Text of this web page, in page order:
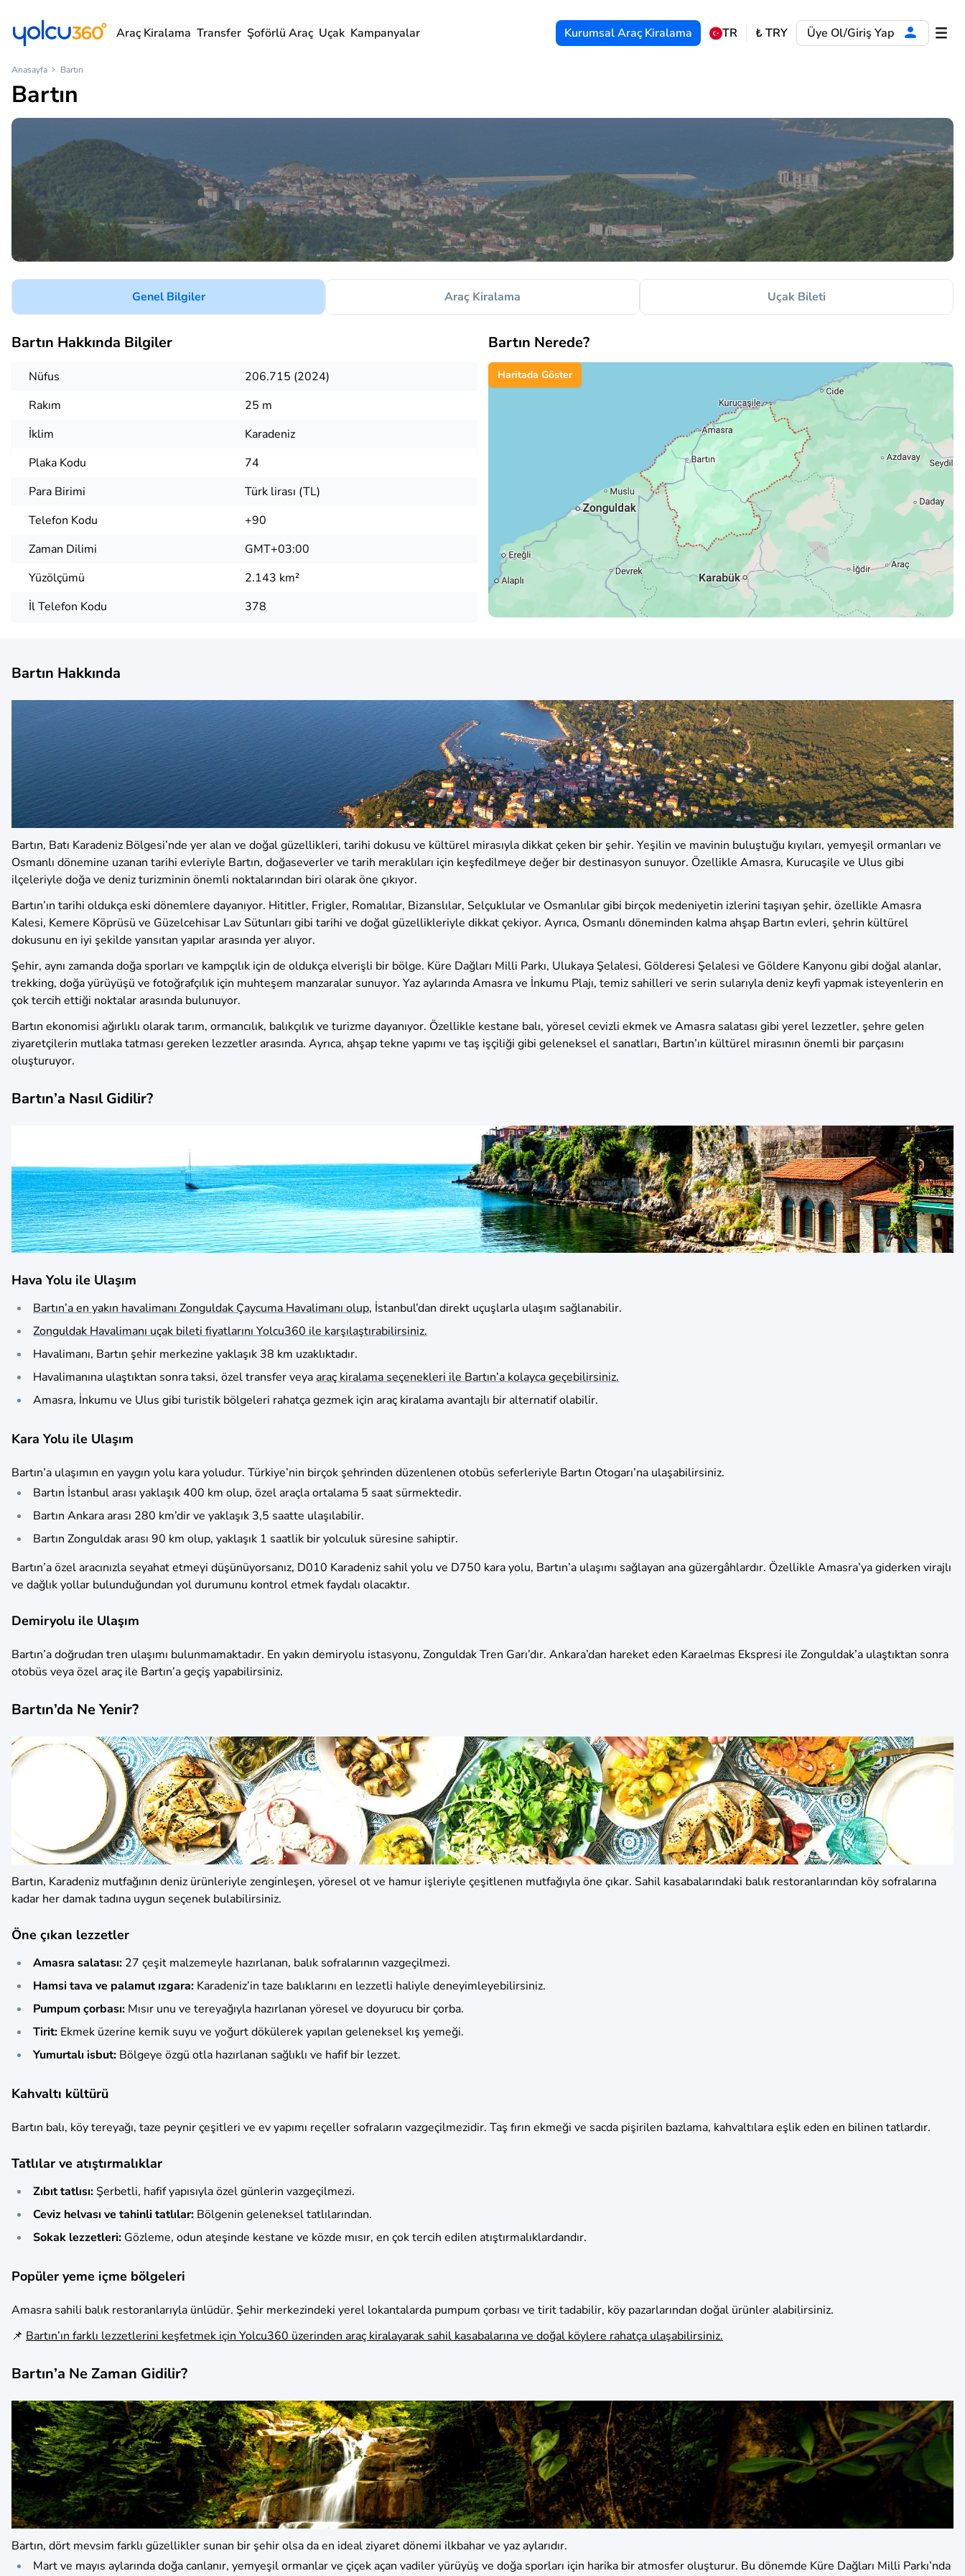
Araç Kiralama Transfer Şoförlü Araç Uçak Kampanyalar Kurumsal Araç Kiralama TR ₺ TRY Üye Ol/Giriş Yap
Anasayfa Bartın
Bartın
Genel Bilgiler Araç Kiralama Uçak Bileti
Bartın Hakkında Bilgiler
Nüfus
206.715 (2024)
Rakım
25 m
İklim
Karadeniz
Plaka Kodu
74
Para Birimi
Türk lirası (TL)
Telefon Kodu
+90
Zaman Dilimi
GMT+03:00
Yüzölçümü
2.143 km²
İl Telefon Kodu
378
Bartın Nerede?
Haritada Göster
Bartın Hakkında
Bartın, Batı Karadeniz Bölgesi’nde yer alan ve doğal güzellikleri, tarihi dokusu ve kültürel mirasıyla dikkat çeken bir şehir. Yeşilin ve mavinin buluştuğu kıyıları, yemyeşil ormanları ve
Osmanlı dönemine uzanan tarihi evleriyle Bartın, doğaseverler ve tarih meraklıları için keşfedilmeye değer bir destinasyon sunuyor. Özellikle Amasra, Kurucaşile ve Ulus gibi
ilçeleriyle doğa ve deniz turizminin önemli noktalarından biri olarak öne çıkıyor.
Bartın’ın tarihi oldukça eski dönemlere dayanıyor. Hititler, Frigler, Romalılar, Bizanslılar, Selçuklular ve Osmanlılar gibi birçok medeniyetin izlerini taşıyan şehir, özellikle Amasra
Kalesi, Kemere Köprüsü ve Güzelcehisar Lav Sütunları gibi tarihi ve doğal güzellikleriyle dikkat çekiyor. Ayrıca, Osmanlı döneminden kalma ahşap Bartın evleri, şehrin kültürel
dokusunu en iyi şekilde yansıtan yapılar arasında yer alıyor.
Şehir, aynı zamanda doğa sporları ve kampçılık için de oldukça elverişli bir bölge. Küre Dağları Milli Parkı, Ulukaya Şelalesi, Gölderesi Şelalesi ve Göldere Kanyonu gibi doğal alanlar,
trekking, doğa yürüyüşü ve fotoğrafçılık için muhteşem manzaralar sunuyor. Yaz aylarında Amasra ve İnkumu Plajı, temiz sahilleri ve serin sularıyla deniz keyfi yapmak isteyenlerin en
çok tercih ettiği noktalar arasında bulunuyor.
Bartın ekonomisi ağırlıklı olarak tarım, ormancılık, balıkçılık ve turizme dayanıyor. Özellikle kestane balı, yöresel cevizli ekmek ve Amasra salatası gibi yerel lezzetler, şehre gelen
ziyaretçilerin mutlaka tatması gereken lezzetler arasında. Ayrıca, ahşap tekne yapımı ve taş işçiliği gibi geleneksel el sanatları, Bartın’ın kültürel mirasının önemli bir parçasını
oluşturuyor.
Bartın’a Nasıl Gidilir?
Hava Yolu ile Ulaşım
Bartın’a en yakın havalimanı Zonguldak Çaycuma Havalimanı olup, İstanbul’dan direkt uçuşlarla ulaşım sağlanabilir.
Zonguldak Havalimanı uçak bileti fiyatlarını Yolcu360 ile karşılaştırabilirsiniz.
Havalimanı, Bartın şehir merkezine yaklaşık 38 km uzaklıktadır.
Havalimanına ulaştıktan sonra taksi, özel transfer veyaaraç kiralama seçenekleri ile Bartın’a kolayca geçebilirsiniz.
Amasra, İnkumu ve Ulus gibi turistik bölgeleri rahatça gezmek için araç kiralama avantajlı bir alternatif olabilir.
Kara Yolu ile Ulaşım
Bartın’a ulaşımın en yaygın yolu kara yoludur. Türkiye’nin birçok şehrinden düzenlenen otobüs seferleriyle Bartın Otogarı’na ulaşabilirsiniz.
Bartın İstanbul arası yaklaşık 400 km olup, özel araçla ortalama 5 saat sürmektedir.
Bartın Ankara arası 280 km’dir ve yaklaşık 3,5 saatte ulaşılabilir.
Bartın Zonguldak arası 90 km olup, yaklaşık 1 saatlik bir yolculuk süresine sahiptir.
Bartın’a özel aracınızla seyahat etmeyi düşünüyorsanız, D010 Karadeniz sahil yolu ve D750 kara yolu, Bartın’a ulaşımı sağlayan ana güzergâhlardır. Özellikle Amasra’ya giderken virajlı
ve dağlık yollar bulunduğundan yol durumunu kontrol etmek faydalı olacaktır.
Demiryolu ile Ulaşım
Bartın’a doğrudan tren ulaşımı bulunmamaktadır. En yakın demiryolu istasyonu, Zonguldak Tren Garı’dır. Ankara’dan hareket eden Karaelmas Ekspresi ile Zonguldak’a ulaştıktan sonra
otobüs veya özel araç ile Bartın’a geçiş yapabilirsiniz.
Bartın’da Ne Yenir?
Bartın, Karadeniz mutfağının deniz ürünleriyle zenginleşen, yöresel ot ve hamur işleriyle çeşitlenen mutfağıyla öne çıkar. Sahil kasabalarındaki balık restoranlarından köy sofralarına
kadar her damak tadına uygun seçenek bulabilirsiniz.
Öne çıkan lezzetler
Amasra salatası: 27 çeşit malzemeyle hazırlanan, balık sofralarının vazgeçilmezi.
Hamsi tava ve palamut ızgara: Karadeniz’in taze balıklarını en lezzetli haliyle deneyimleyebilirsiniz.
Pumpum çorbası: Mısır unu ve tereyağıyla hazırlanan yöresel ve doyurucu bir çorba.
Tirit: Ekmek üzerine kemik suyu ve yoğurt dökülerek yapılan geleneksel kış yemeği.
Yumurtalı isbut: Bölgeye özgü otla hazırlanan sağlıklı ve hafif bir lezzet.
Kahvaltı kültürü
Bartın balı, köy tereyağı, taze peynir çeşitleri ve ev yapımı reçeller sofraların vazgeçilmezidir. Taş fırın ekmeği ve sacda pişirilen bazlama, kahvaltılara eşlik eden en bilinen tatlardır.
Tatlılar ve atıştırmalıklar
Zıbıt tatlısı: Şerbetli, hafif yapısıyla özel günlerin vazgeçilmezi.
Ceviz helvası ve tahinli tatlılar: Bölgenin geleneksel tatlılarından.
Sokak lezzetleri: Gözleme, odun ateşinde kestane ve közde mısır, en çok tercih edilen atıştırmalıklardandır.
Popüler yeme içme bölgeleri
Amasra sahili balık restoranlarıyla ünlüdür. Şehir merkezindeki yerel lokantalarda pumpum çorbası ve tirit tadabilir, köy pazarlarından doğal ürünler alabilirsiniz.
📌 Bartın’ın farklı lezzetlerini keşfetmek için Yolcu360 üzerinden araç kiralayarak sahil kasabalarına ve doğal köylere rahatça ulaşabilirsiniz.
Bartın’a Ne Zaman Gidilir?
Bartın, dört mevsim farklı güzellikler sunan bir şehir olsa da en ideal ziyaret dönemi ilkbahar ve yaz aylarıdır.
Mart ve mayıs aylarında doğa canlanır, yemyeşil ormanlar ve çiçek açan vadiler yürüyüş ve doğa sporları için harika bir atmosfer oluşturur. Bu dönemde Küre Dağları Milli Parkı’nda